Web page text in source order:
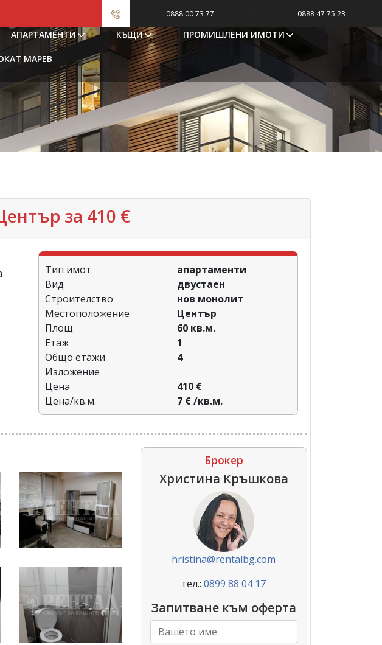
0888 00 73 77 0888 47 75 23
АПАРТАМЕНТИ КЪЩИ ПРОМИШЛЕНИ ИМОТИ
МАРЕВ
за 410 €
Тип имот
апартаменти
Вид
двустаен
Строителство
нов монолит
Местоположение
Център
Площ
60 кв.м.
Етаж
1
Общо етажи
4
Изложение
Цена
410 €
Цена/кв.м.
7 € /кв.м.
Брокер
Христина Кръшкова
hristina@rentalbg.com
тел.:0899 88 04 17
Запитване към оферта